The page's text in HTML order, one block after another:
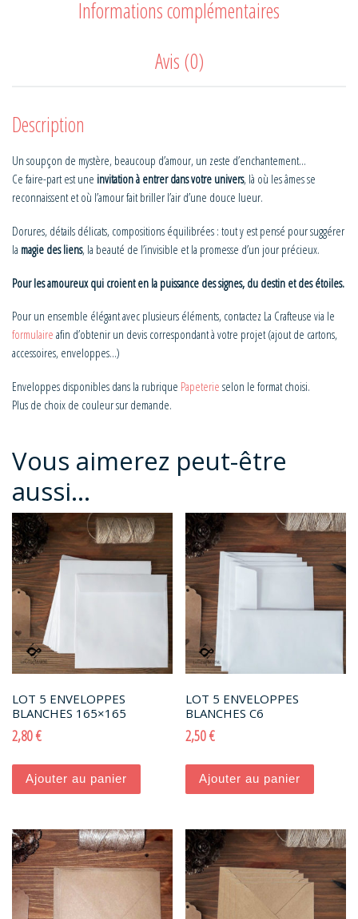
Informations complémentaires
Avis (0)
Description
Un soupçon de mystère, beaucoup d’amour, un zeste d’enchantement…
Ce faire-part est une invitation à entrer dans votre univers, là où les âmes se
reconnaissent et où l’amour fait briller l’air d’une douce lueur.
Dorures, détails délicats, compositions équilibrées : tout y est pensé pour suggérer
la magie des liens, la beauté de l’invisible et la promesse d’un jour précieux.
Pour les amoureux qui croient en la puissance des signes, du destin et des étoiles.
Pour un ensemble élégant avec plusieurs éléments, contactez La Crafteuse via le
formulaire afin d’obtenir un devis correspondant à votre projet (ajout de cartons,
accessoires, enveloppes…)
Enveloppes disponibles dans la rubrique Papeterie selon le format choisi.
Plus de choix de couleur sur demande.
Vous aimerez peut-être
aussi…
LOT 5 ENVELOPPES
BLANCHES 165×165
2,80€
Ajouter au panier
LOT 5 ENVELOPPES
BLANCHES C6
2,50€
Ajouter au panier